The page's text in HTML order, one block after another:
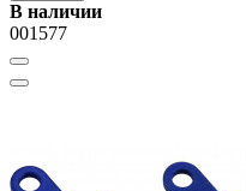
В наличии
001577